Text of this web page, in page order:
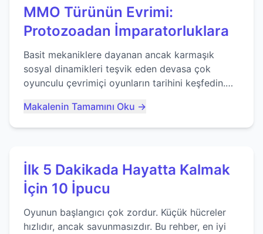
MMO Türünün Evrimi:
Protozoadan İmparatorluklara
Basit mekaniklere dayanan ancak karmaşık
sosyal dinamikleri teşvik eden devasa çok
oyunculu çevrimiçi oyunların tarihini keşfedin.
Makalenin Tamamını Oku →
İlk 5 Dakikada Hayatta Kalmak
İçin 10 İpucu
Oyunun başlangıcı çok zordur. Küçük hücreler
hızlıdır, ancak savunmasızdır. Bu rehber, en iyi